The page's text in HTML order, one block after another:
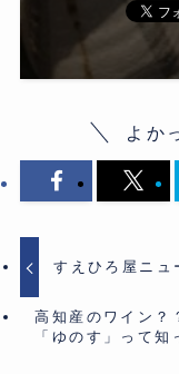
よか
すえひろ屋ニ
高知産のワイン？
「ゆのす」って知